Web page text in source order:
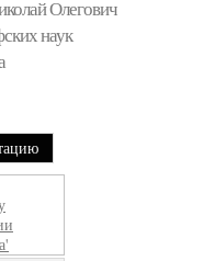
Олегович
наук